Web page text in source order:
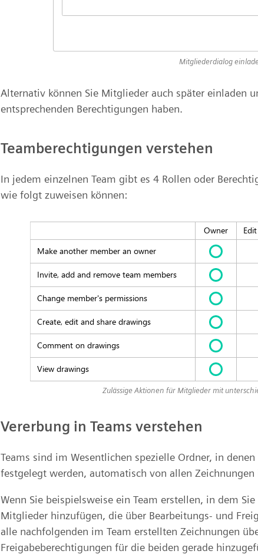
Mitgliederdialog
Alternativ können Sie Mitglieder auch später einladen
entsprechenden Berechtigungen haben.
Teamberechtigungen verstehen
In jedem einzelnen Team gibt es 4 Rollen oder
wie folgt zuweisen können:
Zulässige Aktionen für Mitglieder mit
Vererbung in Teams verstehen
Teams sind im Wesentlichen spezielle Ordner, in
festgelegt werden, automatisch von allen
Wenn Sie beispielsweise ein Team erstellen, in dem
Mitglieder hinzufügen, die über Bearbeitungs- und
alle nachfolgenden im Team erstellten Zeichnungen
Freigabeberechtigungen für die beiden gerade